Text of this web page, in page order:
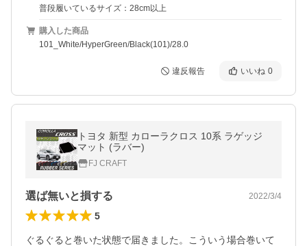
普段履いているサイズ：28cm以上
購入した商品
101_White/HyperGreen/Black(101)/28.0
違反報告 いいね 0
トヨタ 新型 カローラクロス 10系 ラゲッジ
マット (ラバー)
FJ CRAFT
選ば無いと損する 2022/3/4
5
ぐるぐると巻いた状態で届きました。こういう場合巻いて